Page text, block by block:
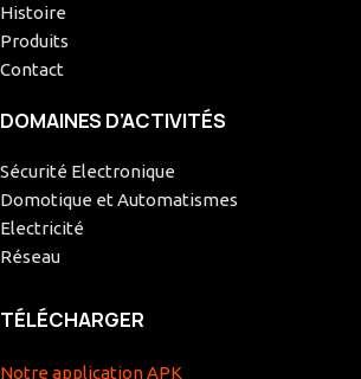
Histoire
Produits
Contact
DOMAINES D’ACTIVITÉS
Sécurité Electronique
Domotique et Automatismes
Electricité
Réseau
TÉLÉCHARGER
Notre application APK